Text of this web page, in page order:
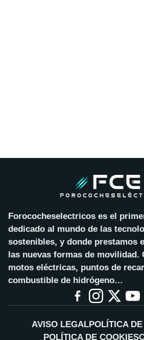
Forococheselectricos es el
dedicado al mundo de las
sostenibles, y donde prestamos
las nuevas formas de movilidad.
motos eléctricas, puntos de
combustible de hidrógeno…
AVISO LEGALPOLÍTICA
POLÍTICA DE COOKIES